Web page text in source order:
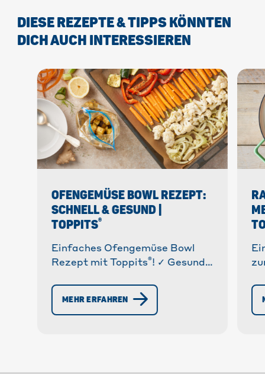
DIESE REZEPTE & TIPPS KÖNNTEN
DICH AUCH INTERESSIEREN
OFENGEMÜSE BOWL REZEPT:
SCHNELL & GESUND |
TOPPITS®
Einfaches Ofengemüse Bowl
Rezept mit Toppits®! ✓ Gesund
Variationen. » Entdecke unser
Rezept und genieße eine
MEHR ERFAHREN